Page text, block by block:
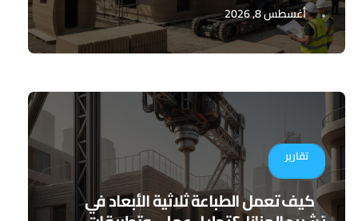
أغسطس 8, 2026
تقارير
كيف تعمل الطباعة ثلاثية الأبعاد في